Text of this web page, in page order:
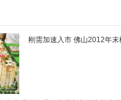
新报价26340万元，楼面价4890元/
。 15:06 六分钟过去，仅产生三
元/平米。 15:00 查阅报价记录
价17940万元，折合楼面价约3330
拿下都没关系，最重大他任务是
必须是中昂拿下 Chan:中昂再一
有到3点，就溢价这么厉害了，
具有望江的资源优势，打造成公寓+
得，折合楼面价6585元/平方米，
录。 上述地块溢价率约26%，《每
房企拿地的溢价率正出现攀升，与
例，自10月份开始，万科、保利、
纷拿地，其中，佳兆业以17.95亿元
到73%。 溢价率大增并非因为供
现土地出让近135万平方米的高峰，
的最高转让金额。 不过值得注意的
刚需加速入市 佛山2012年